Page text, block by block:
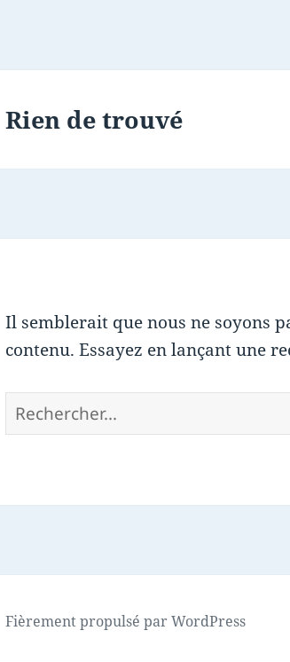
Rien de trouvé
Il semblerait que nous ne soyons
contenu. Essayez en lançant une
Rechercher :
Fièrement propulsé par WordPress